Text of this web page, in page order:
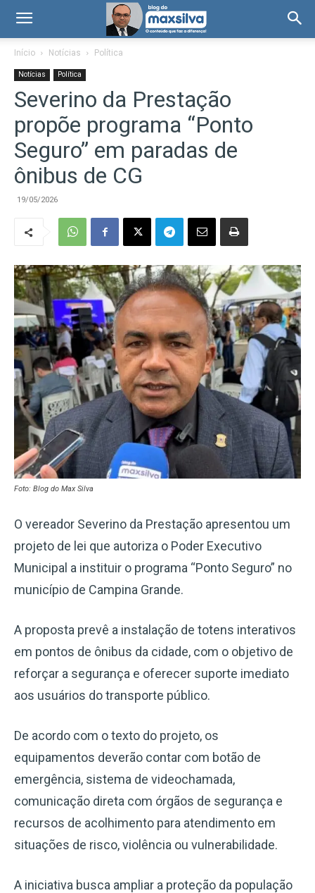
Início Notícias Política
Notícias Política
Severino da Prestação
propõe programa “Ponto
Seguro” em paradas de
ônibus de CG
19/05/2026
Foto: Blog do Max Silva
O vereador Severino da Prestação apresentou um
projeto de lei que autoriza o Poder Executivo
Municipal a instituir o programa “Ponto Seguro” no
município de Campina Grande.
A proposta prevê a instalação de totens interativos
em pontos de ônibus da cidade, com o objetivo de
reforçar a segurança e oferecer suporte imediato
aos usuários do transporte público.
De acordo com o texto do projeto, os
equipamentos deverão contar com botão de
emergência, sistema de videochamada,
comunicação direta com órgãos de segurança e
recursos de acolhimento para atendimento em
situações de risco, violência ou vulnerabilidade.
A iniciativa busca ampliar a proteção da população